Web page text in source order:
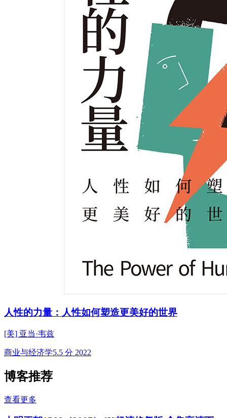
人性的力量：人性如何塑造更美好的世界
[美] 亚当·韦兹
商业与经济学5.5 分 2022
博客推荐
查看更多